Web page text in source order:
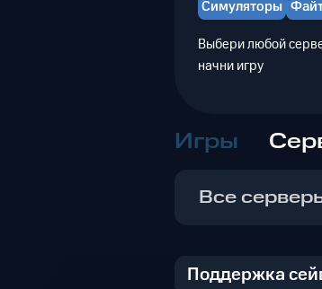
Симуляторы
Выбери любой
начни игру
Игры
Все
Поддержка